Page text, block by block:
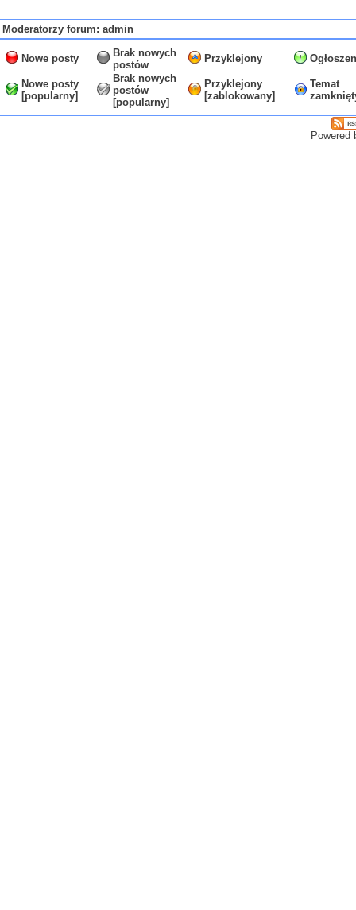
Moderatorzy forum: admin
Nowe posty
Brak nowych
postów
Przyklejony
Nowe posty
[popularny]
Brak nowych
postów
[popularny]
Przyklejony
[zablokowany]
Temat
Powered